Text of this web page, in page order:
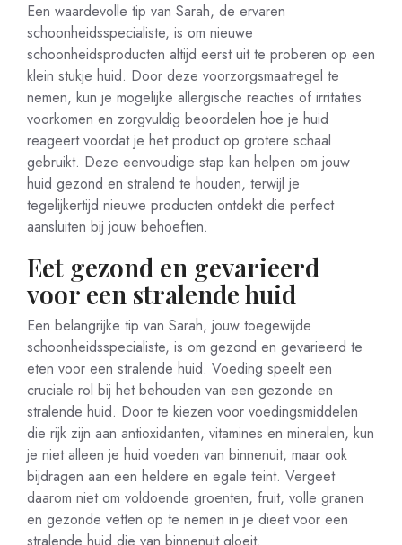
Een waardevolle tip van Sarah, de ervaren
schoonheidsspecialiste, is om nieuwe
schoonheidsproducten altijd eerst uit te proberen op een
klein stukje huid. Door deze voorzorgsmaatregel te
nemen, kun je mogelijke allergische reacties of irritaties
voorkomen en zorgvuldig beoordelen hoe je huid
reageert voordat je het product op grotere schaal
gebruikt. Deze eenvoudige stap kan helpen om jouw
huid gezond en stralend te houden, terwijl je
tegelijkertijd nieuwe producten ontdekt die perfect
aansluiten bij jouw behoeften.
Eet gezond en gevarieerd
voor een stralende huid
Een belangrijke tip van Sarah, jouw toegewijde
schoonheidsspecialiste, is om gezond en gevarieerd te
eten voor een stralende huid. Voeding speelt een
cruciale rol bij het behouden van een gezonde en
stralende huid. Door te kiezen voor voedingsmiddelen
die rijk zijn aan antioxidanten, vitamines en mineralen, kun
je niet alleen je huid voeden van binnenuit, maar ook
bijdragen aan een heldere en egale teint. Vergeet
daarom niet om voldoende groenten, fruit, volle granen
en gezonde vetten op te nemen in je dieet voor een